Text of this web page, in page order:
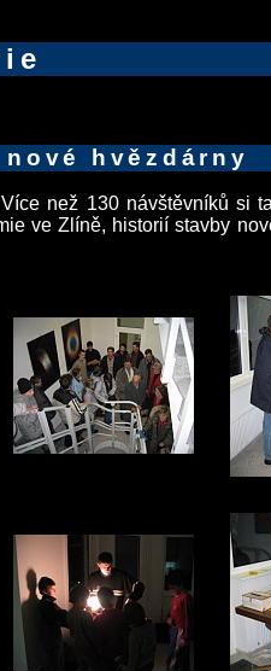
hvězdárny
než 130 návštěvníků si
ve Zlíně, historií stavby